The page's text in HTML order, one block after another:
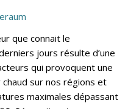
que connait le
jours résulte d’une
qui provoquent une
chaud sur nos régions et
maximales dépassant